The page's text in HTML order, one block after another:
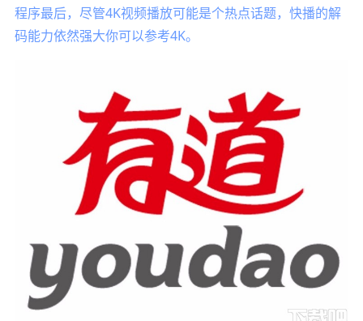
程序最后，尽管4K视频播放可能是个热点话题，快播的解
码能力依然强大你可以参考4K。